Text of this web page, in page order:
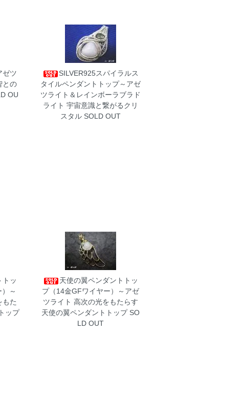
ゼツ
との
OU
SILVER925スパイラルス
タイルペンダントトップ～アゼ
ツライト＆レインボーラブラド
ライト 宇宙意識と繋がるクリ
スタル SOLD OUT
トッ
～
もた
ップ
天使の翼ペンダントトッ
プ（14金GFワイヤー）～アゼ
ツライト 高次の光をもたらす
天使の翼ペンダントトップ SO
LD OUT